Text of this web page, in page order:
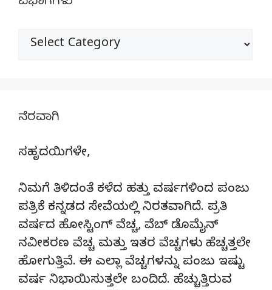
ವಿಭಾಗಗಳು
ನೆರವಾಗಿ
ಸಹೃದಯಿಗಳೇ,
ನಿಮಗೆ ತಿಳಿದಂತೆ ಕಳೆದ ಹತ್ತು ವರ್ಷಗಳಿಂದ ಪಂಜು
ಪತ್ರಿಕೆ ಕನ್ನಡದ ಸೇವೆಯಲ್ಲಿ ನಿರತವಾಗಿದೆ. ಪ್ರತಿ
ವರ್ಷದ ಹೋಸ್ಟಿಂಗ್‌ ವೆಚ್ಚ, ವೆಬ್‌ ಡೊಮೈನ್‌
ನವೀಕರಣ ವೆಚ್ಚ ಮತ್ತು ಇತರ ವೆಚ್ಚಗಳು ಹೆಚ್ಚತ್ತಲೇ
ಹೋಗುತ್ತಿವೆ. ಈ ಎಲ್ಲಾ ವೆಚ್ಚಗಳನ್ನು ಪಂಜು ಇಷ್ಟು
ವರ್ಷ ನಿಭಾಯಿಸುತ್ತಲೇ ಬಂದಿದೆ. ಹೆಚ್ಚುತ್ತಿರುವ